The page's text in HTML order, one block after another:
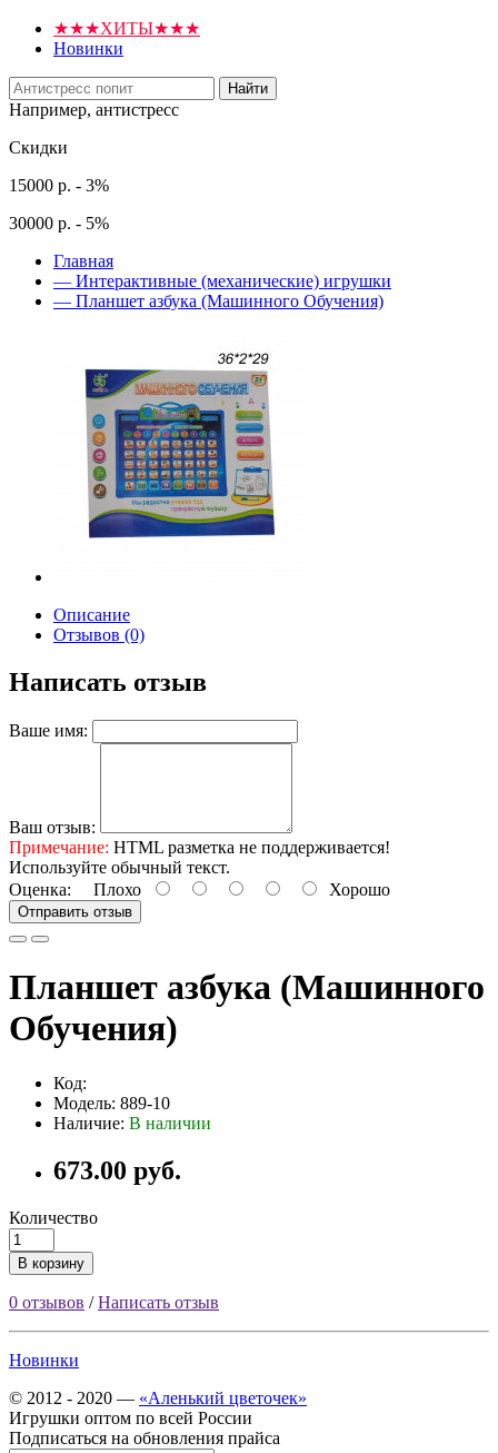
★★★ХИТЫ★★★
Новинки
Найти
Например, антистресс
Скидки
15000 р. - 3%
30000 р. - 5%
Главная
— Интерактивные (механические) игрушки
— Планшет азбука (Машинного Обучения)
Описание
Отзывов (0)
Написать отзыв
Ваше имя:
Ваш отзыв:
Примечание: HTML разметка не поддерживается!
Используйте обычный текст.
Оценка: Плохо Хорошо
Отправить отзыв
Планшет азбука (Машинного
Обучения)
Код:
Модель: 889-10
Наличие: В наличии
673.00 руб.
Количество
В корзину
0 отзывов /Написать отзыв
Новинки
© 2012 - 2020 — «Аленький цветочек»
Игрушки оптом по всей России
Подписаться на обновления прайса